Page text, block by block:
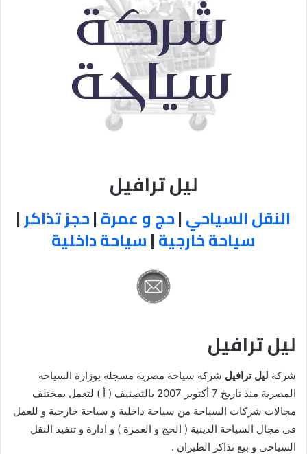
ليل ترافيل
النقل السياحي|حج و عمرة|حجز تذاكر|
سياحة خارجية|سياحة داخلية
ليل ترافيل
شركة ليل ترافيل شركة سياحة مصرية مسجلة بوزارة السياحة
المصرية منذ تاريخ 7 أكتوبر 2007 بالتصنيف ( أ ) لتعمل بمختلف
مجالات شركات السياحة من سياحة داخلية و سياحة خارجية و للعمل
فى مجال السياحة الدينية ( الحج و العمرة ) و ادارة و تنفيذ النقل
السياحي و بيع تذاكر الطيران .